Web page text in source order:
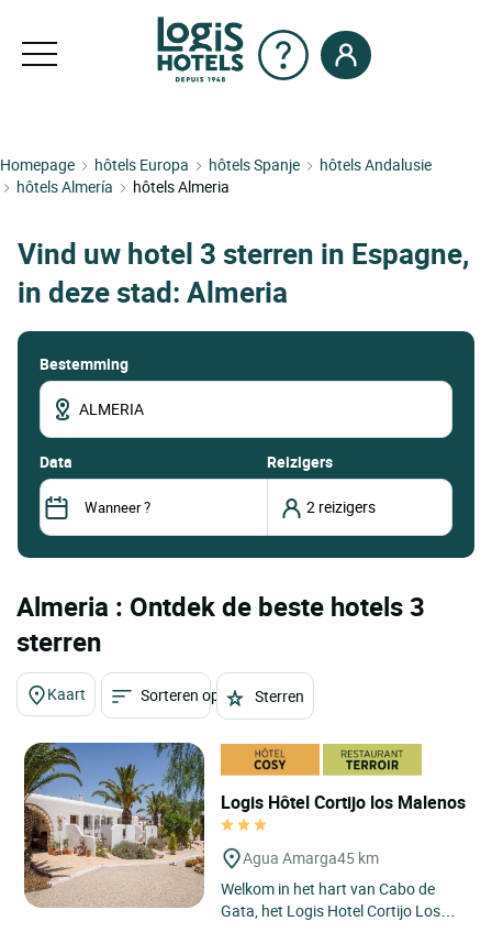
Homepage hôtels Europa hôtels Spanje
hôtels Andalusie
hôtels Almería
hôtels Almeria
Vind uw hotel 3 sterren in Espagne,
in deze stad: Almeria
Bestemming
data Reizigers
Almeria : Ontdek de beste hotels 3
sterren
Kaart Sorteren op Sterren
Logis Hôtel Cortijo los Malenos
Agua Amarga45 km
Welkom in het hart van Cabo de
Gata, het Logis Hotel Cortijo Los